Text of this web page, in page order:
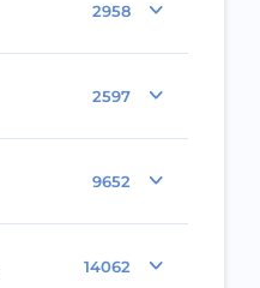
2958
2597
9652
14062